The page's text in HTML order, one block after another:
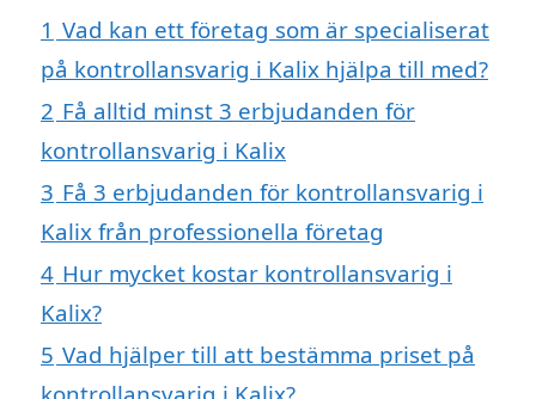
1 Vad kan ett företag som är specialiserat
på kontrollansvarig i Kalix hjälpa till med?
2 Få alltid minst 3 erbjudanden för
kontrollansvarig i Kalix
3 Få 3 erbjudanden för kontrollansvarig i
Kalix från professionella företag
4 Hur mycket kostar kontrollansvarig i
Kalix?
5 Vad hjälper till att bestämma priset på